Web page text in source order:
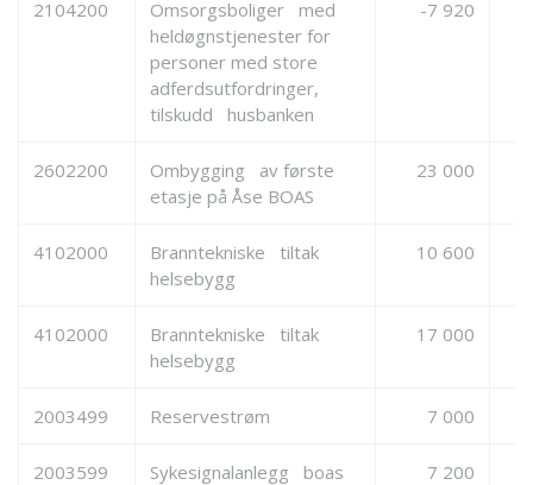
2104200
Omsorgsboliger med
heldøgnstjenester for
personer med store
adferdsutfordringer,
tilskudd husbanken
-7 920
2602200
Ombygging av første
etasje på Åse BOAS
23 000
4102000
Branntekniske tiltak
helsebygg
10 600
4102000
Branntekniske tiltak
helsebygg
17 000
2003499 Reservestrøm 7 000
2003599 Sykesignalanlegg boas 7 200